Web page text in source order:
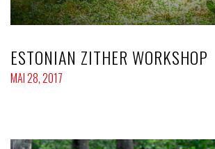
ESTONIAN ZITHER WORKSHOP
MAI 28, 2017